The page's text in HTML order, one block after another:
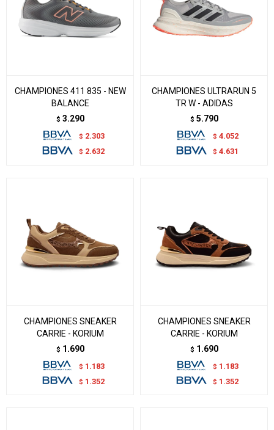
CHAMPIONES 411 835 - NEW
BALANCE
$ 3.290
$ 2.303
$ 2.632
CHAMPIONES ULTRARUN 5
TR W - ADIDAS
$ 5.790
$ 4.052
$ 4.631
CHAMPIONES SNEAKER
CARRIE - KORIUM
$ 1.690
$ 1.183
$ 1.352
CHAMPIONES SNEAKER
CARRIE - KORIUM
$ 1.690
$ 1.183
$ 1.352